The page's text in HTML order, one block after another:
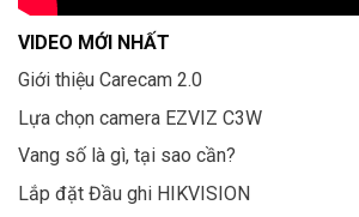
VIDEO MỚI NHẤT
Giới thiệu Carecam 2.0
Lựa chọn camera EZVIZ C3W
Vang số là gì, tại sao cần?
Lắp đặt Đầu ghi HIKVISION